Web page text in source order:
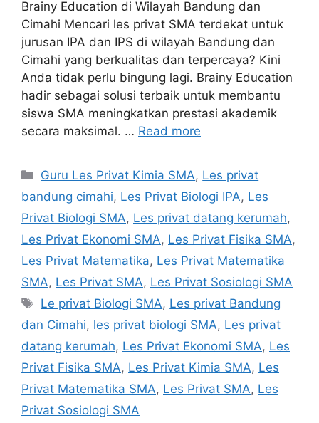
Brainy Education di Wilayah Bandung dan
Cimahi Mencari les privat SMA terdekat untuk
jurusan IPA dan IPS di wilayah Bandung dan
Cimahi yang berkualitas dan terpercaya? Kini
Anda tidak perlu bingung lagi. Brainy Education
hadir sebagai solusi terbaik untuk membantu
siswa SMA meningkatkan prestasi akademik
secara maksimal. … Read more
Categories
Guru Les Privat Kimia SMA, Les privat
bandung cimahi, Les Privat Biologi IPA, Les
Privat Biologi SMA, Les privat datang kerumah,
Les Privat Ekonomi SMA, Les Privat Fisika SMA,
Les Privat Matematika, Les Privat Matematika
SMA, Les Privat SMA, Les Privat Sosiologi SMA
Tags
Le privat Biologi SMA, Les privat Bandung
dan Cimahi, les privat biologi SMA, Les privat
datang kerumah, Les Privat Ekonomi SMA, Les
Privat Fisika SMA, Les Privat Kimia SMA, Les
Privat Matematika SMA, Les Privat SMA, Les
Privat Sosiologi SMA